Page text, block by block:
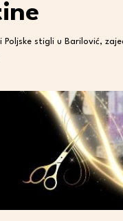
Poljske stigli u Barilović,